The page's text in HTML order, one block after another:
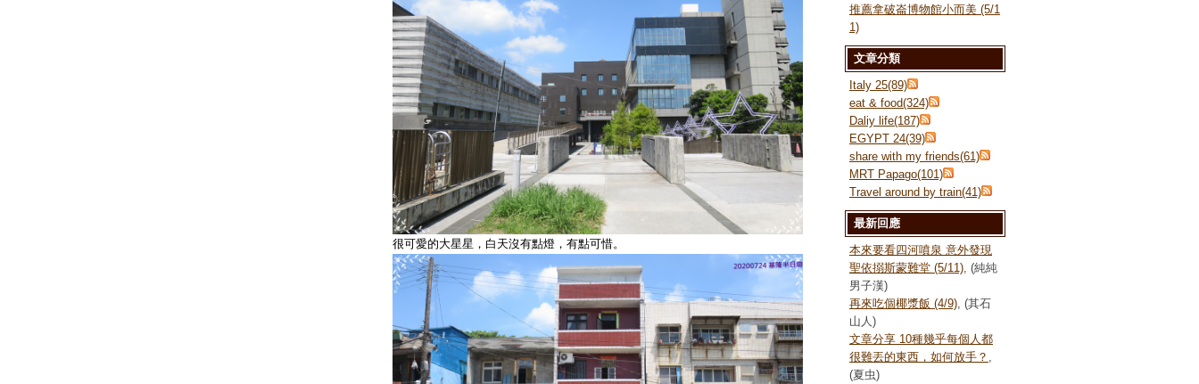
很可愛的大星星，白天沒有點燈，有點可惜。
推薦拿破崙博物館小而美 (5/1
1)
文章分類
Italy 25(89)
eat & food(324)
Daliy life(187)
EGYPT 24(39)
share with my friends(61)
MRT Papago(101)
Travel around by train(41)
最新回應
本來要看四河噴泉 意外發現
聖依搦斯蒙難堂 (5/11) , (純純
男子漢)
再來吃個椰漿飯 (4/9) , (其石
山人)
文章分享 10種幾乎每個人都
很難丟的東西，如何放手？
(夏虫)